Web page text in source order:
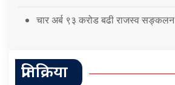
चार अर्ब ९३ करोड बढी राजस्व सङ्कलन
प्रतिक्रिया